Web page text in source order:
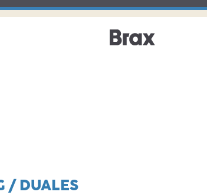
/ DUALES